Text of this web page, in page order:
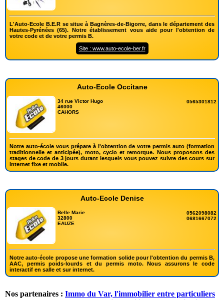
L'Auto-Ecole B.E.R se situe à Bagnères-de-Bigorre, dans le département des
Hautes-Pyrénées (65). Notre établissement vous aide pour l'obtention de
votre code et de votre permis B.
Site : www.auto-ecole-ber.fr
Auto-Ecole Occitane
34 rue Victor Hugo
46000
CAHORS
0565301812
Notre auto-école vous prépare à l'obtention de votre permis auto (formation
traditionnelle et anticipée), moto, cyclo et remorque. Nous proposons des
stages de code de 3 jours durant lesquels vous pouvez suivre des cours sur
internet fixe et mobile.
Auto-Ecole Denise
Belle Marie
32800
EAUZE
0562098082
0681667072
Notre auto-école propose une formation solide pour l'obtention du permis B,
AAC, permis poids-lourds et du permis moto. Nous assurons le code
interactif en salle et sur internet.
Nos partenaires : Immo du Var, l'immobilier entre particuliers